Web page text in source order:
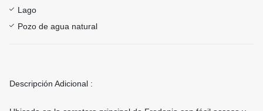
Lago
Pozo de agua natural
Descripción Adicional :